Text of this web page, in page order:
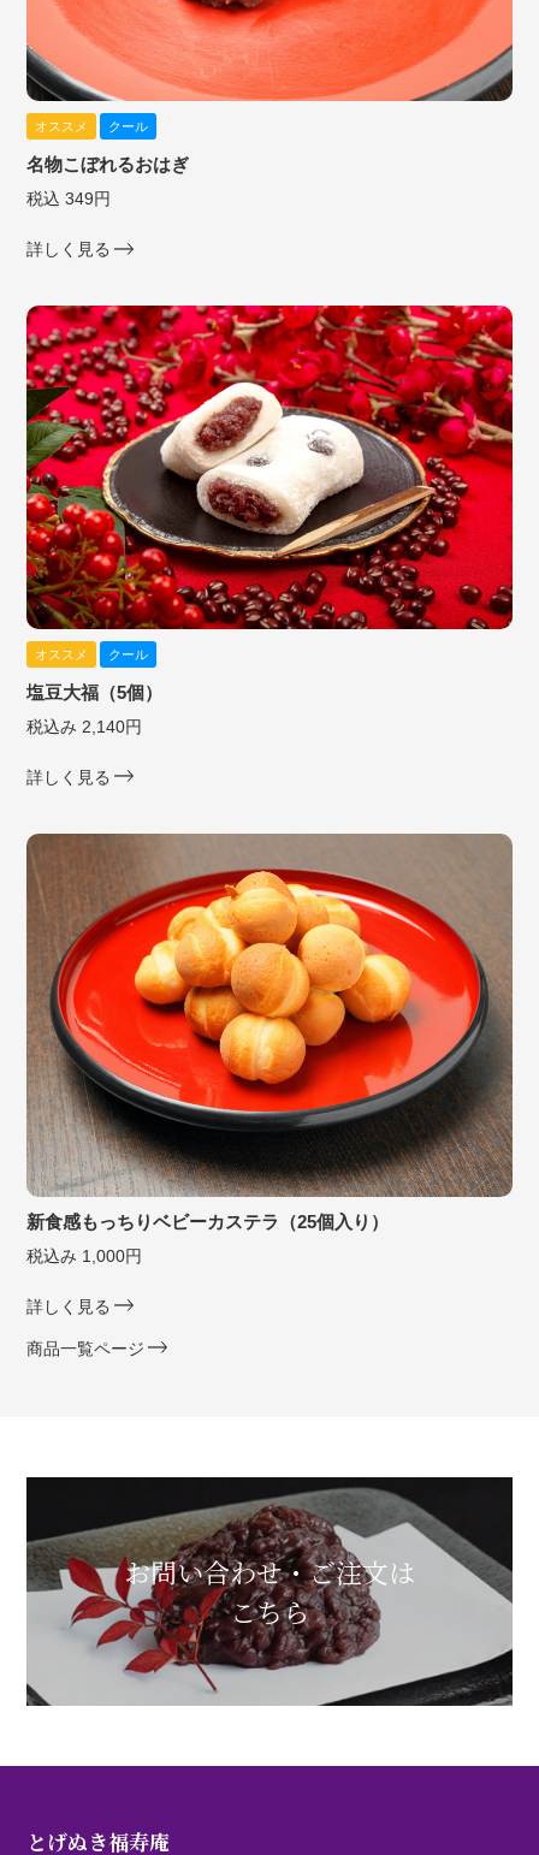
オススメ クール
名物こぼれるおはぎ
税込 349円
詳しく見る
オススメ クール
塩豆大福（5個）
税込み 2,140円
詳しく見る
新食感もっちりベビーカステラ（25個入り）
税込み 1,000円
詳しく見る
商品一覧ページ
お問い合わせ・ご注文は
こちら
とげぬき福寿庵